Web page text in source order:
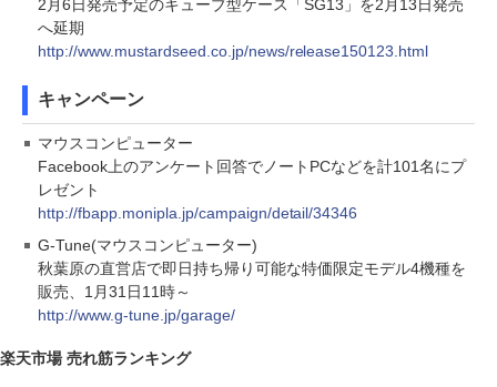
2月6日発売予定のキューブ型ケース「SG13」を2月13日発売
へ延期
http://www.mustardseed.co.jp/news/release150123.html
キャンペーン
マウスコンピューター
Facebook上のアンケート回答でノートPCなどを計101名にプ
レゼント
http://fbapp.monipla.jp/campaign/detail/34346
G-Tune(マウスコンピューター)
秋葉原の直営店で即日持ち帰り可能な特価限定モデル4機種を
販売、1月31日11時～
http://www.g-tune.jp/garage/
楽天市場 売れ筋ランキング